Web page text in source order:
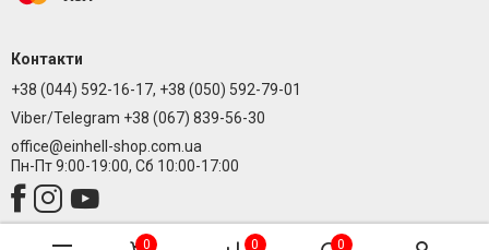
Контакти
+38 (044) 592-16-17, +38 (050) 592-79-01
Viber/Telegram +38 (067) 839-56-30
office@einhell-shop.com.ua
Пн-Пт 9:00-19:00, Сб 10:00-17:00
0 0 0